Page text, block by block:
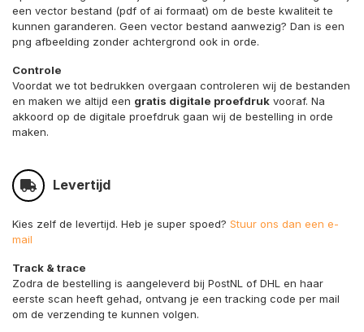
een vector bestand (pdf of ai formaat) om de beste kwaliteit te
kunnen garanderen. Geen vector bestand aanwezig? Dan is een
png afbeelding zonder achtergrond ook in orde.
Controle
Voordat we tot bedrukken overgaan controleren wij de bestanden
en maken we altijd een gratis digitale proefdruk vooraf. Na
akkoord op de digitale proefdruk gaan wij de bestelling in orde
maken.
Levertijd
Kies zelf de levertijd. Heb je super spoed? Stuur ons dan een e-
mail
Track & trace
Zodra de bestelling is aangeleverd bij PostNL of DHL en haar
eerste scan heeft gehad, ontvang je een tracking code per mail
om de verzending te kunnen volgen.